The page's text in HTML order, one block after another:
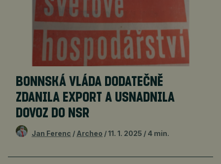
BONNSKÁ VLÁDA DODATEČNĚ
ZDANILA EXPORT A USNADNILA
DOVOZ DO NSR
Jan Ferenc Archeo 11. 1. 2025 4 min.